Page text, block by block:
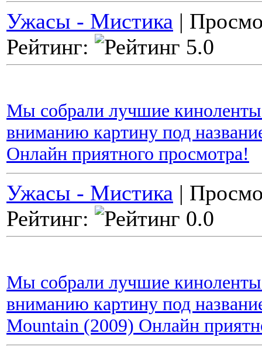
Ужасы - Мистика |
Рейтинг:
Мы собрали лучшие киноленты
вниманию картину под
Онлайн приятного просмотра!
Ужасы - Мистика |
Рейтинг:
Мы собрали лучшие киноленты
вниманию картину под
Mountain (2009) Онлайн